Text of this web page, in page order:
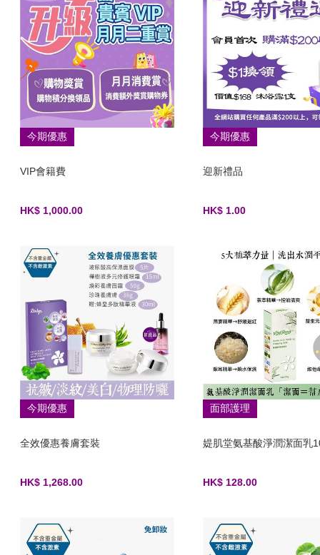
今期優惠
VIP會籍費
HK$ 1,000.00
今期優惠
迎新禮品
HK$ 1.00
今期優惠
全效優惠養膚套裝
HK$ 1,268.00
面部護理
媞肌堂氨基酸淨潤潔面乳
HK$ 128.00